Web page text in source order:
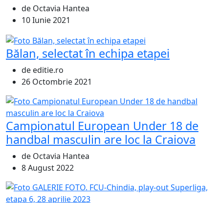
de Octavia Hantea
10 Iunie 2021
Bălan, selectat în echipa etapei
de editie.ro
26 Octombrie 2021
Campionatul European Under 18 de
handbal masculin are loc la Craiova
de Octavia Hantea
8 August 2022